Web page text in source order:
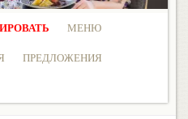
МЕНЮ
ПРЕДЛОЖЕНИЯ